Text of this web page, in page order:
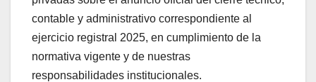
contable y administrativo correspondiente al
ejercicio registral 2025, en cumplimiento de la
normativa vigente y de nuestras
responsabilidades institucionales.